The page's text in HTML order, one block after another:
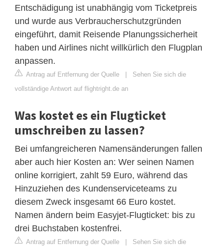
Entschädigung ist unabhängig vom Ticketpreis
und wurde aus Verbraucherschutzgründen
eingeführt, damit Reisende Planungssicherheit
haben und Airlines nicht willkürlich den Flugplan
anpassen.
Antrag auf Entfernung der Quelle | Sehen Sie sich die
vollständige Antwort auf flightright.de an
Was kostet es ein Flugticket
umschreiben zu lassen?
Bei umfangreicheren Namensänderungen fallen
aber auch hier Kosten an: Wer seinen Namen
online korrigiert, zahlt 59 Euro, während das
Hinzuziehen des Kundenserviceteams zu
diesem Zweck insgesamt 66 Euro kostet.
Namen ändern beim Easyjet-Flugticket: bis zu
drei Buchstaben kostenfrei.
Antrag auf Entfernung der Quelle | Sehen Sie sich die